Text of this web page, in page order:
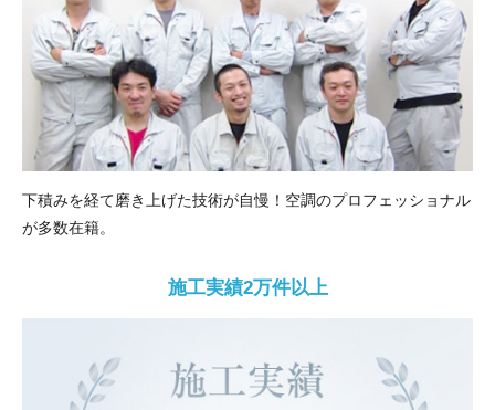
下積みを経て磨き上げた技術が自慢！空調のプロフェッショナル
が多数在籍。
施工実績2万件以上